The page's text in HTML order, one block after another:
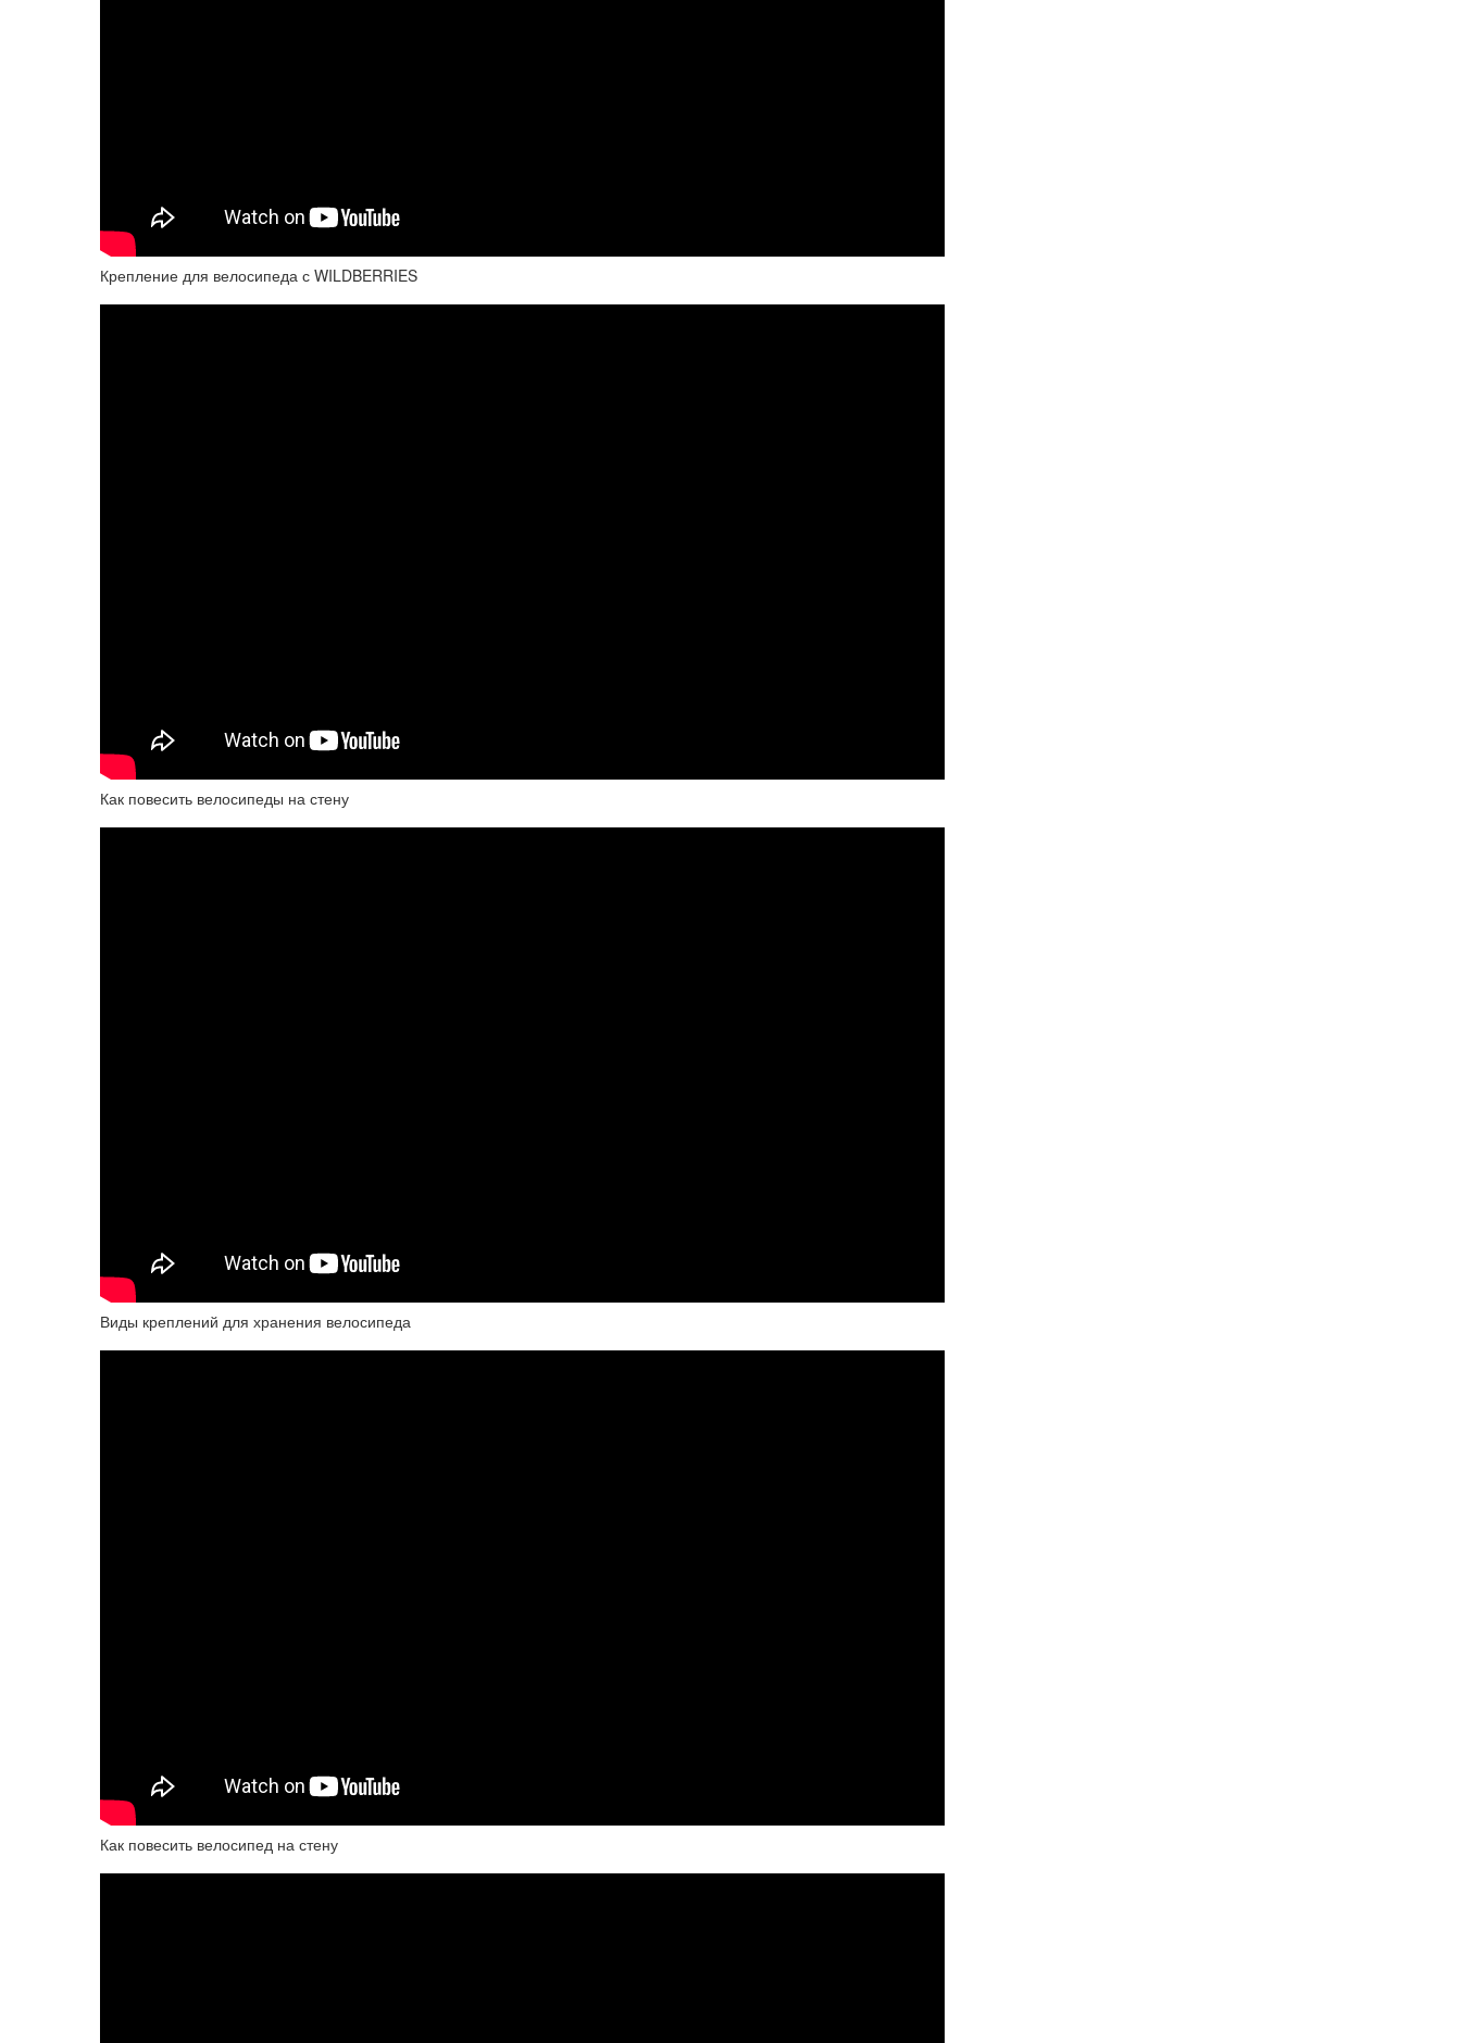
Крепление для велосипеда с WILDBERRIES
Как повесить велосипеды на стену
Виды креплений для хранения велосипеда
Как повесить велосипед на стену